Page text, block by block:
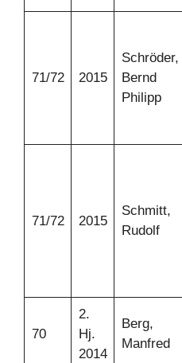
71/72 2015
Schröder,
Bernd
Philipp
71/72 2015
Schmitt,
Rudolf
70
2.
Hj.
2014
Berg,
Manfred